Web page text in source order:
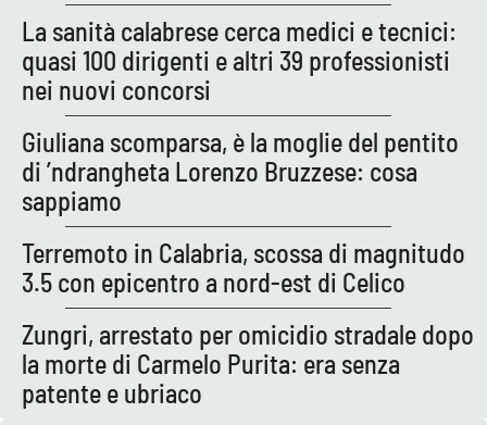
Vibo Valentia
Reggio Calabria
Cosenza
Lamezia Terme
PROGETTI
SPECIALI
Buona Sanità Calabria
LA
CALABRIAVISIONE
La sanità calabrese cerca medici e tecnici:
quasi 100 dirigenti e altri 39 professionisti
nei nuovi concorsi
Giuliana scomparsa, è la moglie del pentito
di ’ndrangheta Lorenzo Bruzzese: cosa
sappiamo
Terremoto in Calabria, scossa di magnitudo
3.5 con epicentro a nord-est di Celico
Zungri, arrestato per omicidio stradale dopo
la morte di Carmelo Purita: era senza
patente e ubriaco